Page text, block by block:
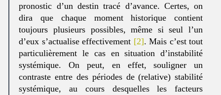
pronostic d’un destin tracé d’avance. Certes, on
dira que chaque moment historique contient
toujours plusieurs possibles, même si seul l’un
d’eux s’actualise effectivement [2]. Mais c’est tout
particulièrement le cas en situation d’instabilité
systémique. On peut, en effet, souligner un
contraste entre des périodes de (relative) stabilité
systémique, au cours desquelles les facteurs